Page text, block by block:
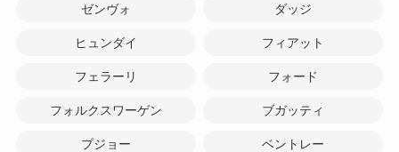
ゼンヴォ ダッジ
ヒュンダイ フィアット
フェラーリ フォード
フォルクスワーゲン ブガッティ
プジョー ベントレー